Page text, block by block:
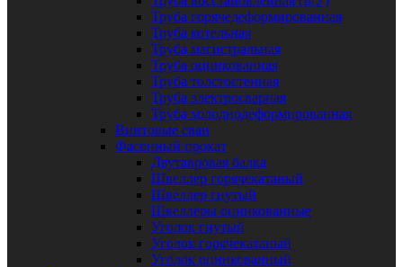
Труба горячедеформированная
Труба котельная
Труба магистральная
Труба оцинкованная
Труба толстостенная
Труба электросварная
Труба холоднодеформированная
Винтовые сваи
Фасонный прокат
Двутавровая балка
Швеллер горячекатаный
Швеллер гнутый
Швеллеры оцинкованные
Уголок гнутый
Уголок горячекатаный
Уголок оцинкованный